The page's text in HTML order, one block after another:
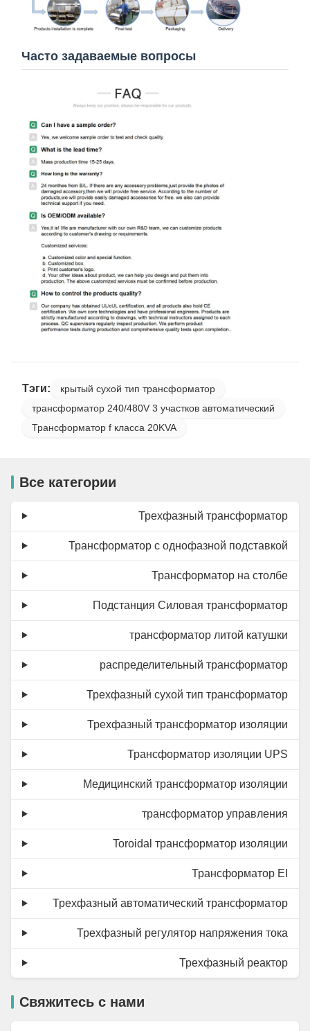
Часто задаваемые вопросы
Тэги:
крытый сухой тип трансформатор
трансформатор 240/480V 3 участков автоматический
Трансформатор f класса 20KVA
Все категории
Трехфазный трансформатор
Трансформатор с однофазной подставкой
Трансформатор на столбе
Подстанция Силовая трансформатор
трансформатор литой катушки
распределительный трансформатор
Трехфазный сухой тип трансформатор
Трехфазный трансформатор изоляции
Трансформатор изоляции UPS
Медицинский трансформатор изоляции
трансформатор управления
Toroidal трансформатор изоляции
Трансформатор EI
Трехфазный автоматический трансформатор
Трехфазный регулятор напряжения тока
Трехфазный реактор
Свяжитесь с нами